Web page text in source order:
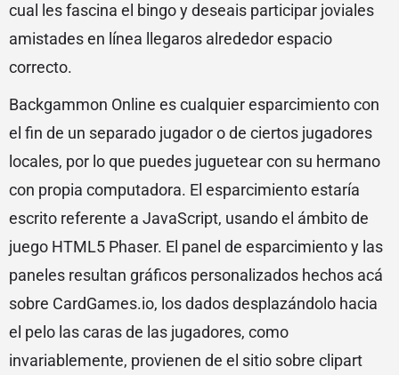
cual les fascina el bingo y deseais participar joviales
amistades en lí­nea llegaros alrededor espacio
correcto.
Backgammon Online es cualquier esparcimiento con
el fin de un separado jugador o de ciertos jugadores
locales, por lo que puedes juguetear con su hermano
con propia computadora. El esparcimiento estaría
escrito referente a JavaScript, usando el ámbito de
juego HTML5 Phaser. El panel de esparcimiento y las
paneles resultan gráficos personalizados hechos acá
sobre CardGames.io, los dados desplazándolo hacia
el pelo las caras de las jugadores, como
invariablemente, provienen de el sitio sobre clipart